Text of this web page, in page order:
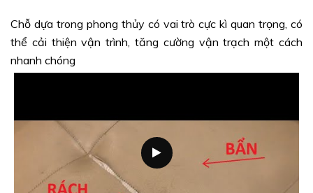
Chỗ dựa trong phong thủy có vai trò cực kì quan trọng, có
thể cải thiện vận trình, tăng cường vận trạch một cách
nhanh chóng